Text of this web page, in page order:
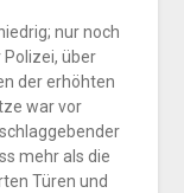
nur noch
über
der erhöhten
war vor
mehr als die
Türen und